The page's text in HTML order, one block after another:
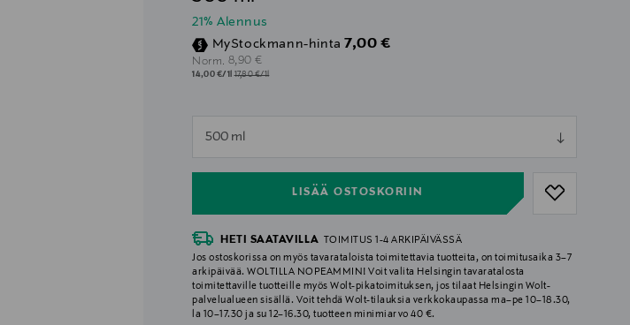
21% Alennus
MyStockmann-hinta Discounted Price
7,00 €
Norm. Original Price
8,90 €
14,00 €/1l17,80 €/1l
500 ml
LISÄÄ OSTOSKORIIN
null
HETI SAATAVILLA TOIMITUS 1-4 ARKIPÄIVÄSSÄ
Jos ostoskorissa on myös tavarataloista toimitettavia tuotteita, on toimitusaika 3–7
arkipäivää. WOLTILLA NOPEAMMIN! Voit valita Helsingin tavaratalosta
toimitettaville tuotteille myös Wolt-pikatoimituksen, jos tilaat Helsingin Wolt-
palvelualueen sisällä. Voit tehdä Wolt-tilauksia verkkokaupassa ma–pe 10–18.30,
la 10–17.30 ja su 12–16.30, tuotteen minimiarvo 40 €.